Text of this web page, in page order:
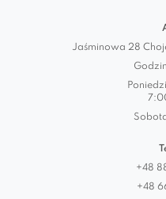
Jaśminowa 28
+48
+48